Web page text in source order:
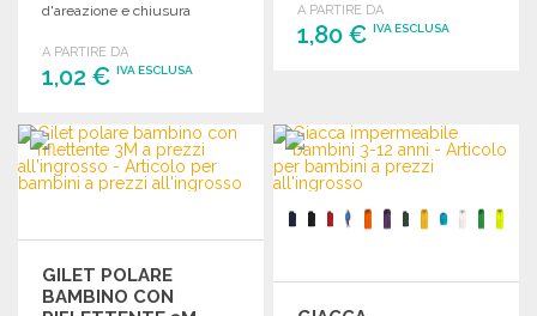
d'areazione e chiusura
A PARTIRE DA
1,02 € IVA ESCLUSA
ORDINARE
Richiedi un preventivo
A PARTIRE DA
1,80 €IVA ESCLUSA
Richiedi un preventivo
GILET POLARE
BAMBINO CON